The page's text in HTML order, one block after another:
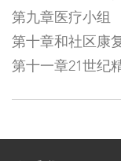
第九章医疗小组
第十章和社区康
第十一章21世纪